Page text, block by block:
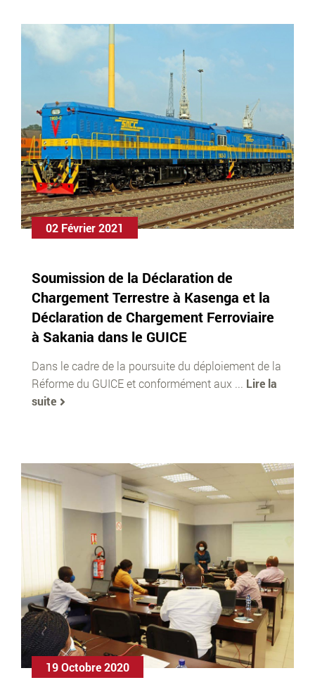
02 Février 2021
Soumission de la Déclaration de
Chargement Terrestre à Kasenga et la
Déclaration de Chargement Ferroviaire
à Sakania dans le GUICE
Dans le cadre de la poursuite du déploiement de la
Réforme du GUICE et conformément aux ... Lire la
suite
19 Octobre 2020